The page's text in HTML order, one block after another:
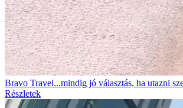
Bravo Travel...mindig jó választás, ha utazni
Részletek